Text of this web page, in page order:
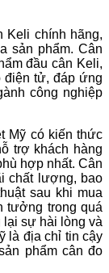
chính hãng,
sản phẩm. Cân
đầu cân Keli,
điện tử, đáp ứng
công nghiệp
có kiến thức
trợ khách hàng
hợp nhất. Cân
chất lượng, bao
sau khi mua
tưởng trong quá
lại sự hài lòng và
là địa chỉ tin cậy
phẩm cân đo